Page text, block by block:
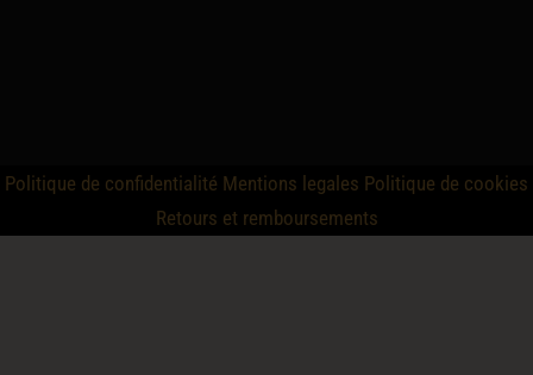
Politique de confidentialité Mentions legales Politique de cookies
Retours et remboursements